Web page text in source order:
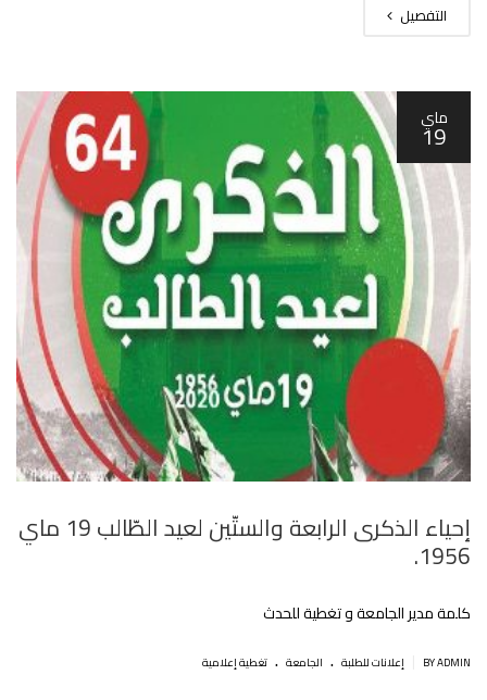
التفصيل
ماي
19
إحياء الذكرى الرابعة والستّين لعيد الطّالب 19 ماي
1956.
كلمة مدير الجامعة و تغطية للحدث
BY ADMIN إعلانات للطلبة . الجامعة . تغطية إعلامية